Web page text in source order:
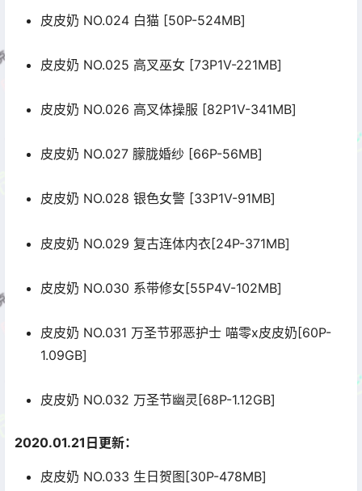
皮皮奶 NO.024 白猫 [50P-524MB]
皮皮奶 NO.025 高叉巫女 [73P1V-221MB]
皮皮奶 NO.026 高叉体操服 [82P1V-341MB]
皮皮奶 NO.027 朦胧婚纱 [66P-56MB]
皮皮奶 NO.028 银色女警 [33P1V-91MB]
皮皮奶 NO.029 复古连体内衣[24P-371MB]
皮皮奶 NO.030 系带修女[55P4V-102MB]
皮皮奶 NO.031 万圣节邪恶护士 喵零x皮皮奶[60P-
1.09GB]
皮皮奶 NO.032 万圣节幽灵[68P-1.12GB]
2020.01.21日更新：
皮皮奶 NO.033 生日贺图[30P-478MB]